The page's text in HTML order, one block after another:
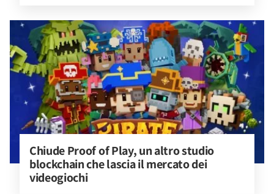
Chiude Proof of Play, un altro studio
blockchain che lascia il mercato dei
videogiochi